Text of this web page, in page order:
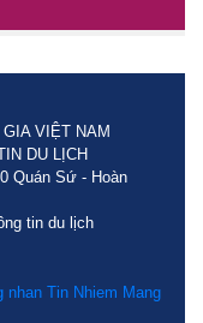
VIỆT NAM
DU LỊCH
Quán Sứ - Hoàn
tin du lịch